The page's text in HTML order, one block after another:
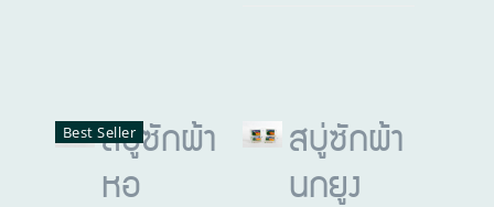
Best Sellerสบู่ซักผ้า
หอ
สบู่ซักผ้า
นกยูง